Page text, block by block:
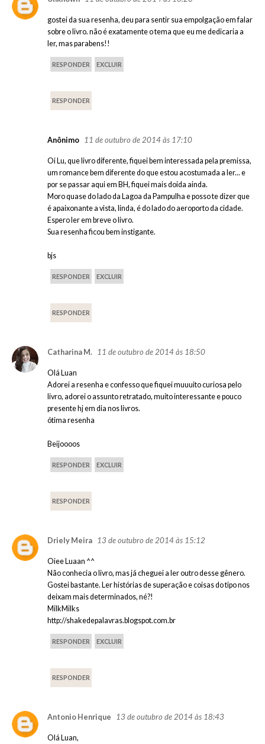
gostei da sua resenha, deu para sentir sua empolgação em falar
sobre o livro. não é exatamente o tema que eu me dedicaria a
ler, mas parabens!!
RESPONDER EXCLUIR
RESPONDER
Anônimo 11 de outubro de 2014 às 17:10
Oi Lu, que livro diferente, fiquei bem interessada pela premissa,
um romance bem diferente do que estou acostumada a ler... e
por se passar aqui em BH, fiquei mais doida ainda.
Moro quase do lado da Lagoa da Pampulha e posso te dizer que
é apaixonante a vista, linda, é do lado do aeroporto da cidade.
Espero ler em breve o livro.
Sua resenha ficou bem instigante.
bjs
RESPONDER EXCLUIR
RESPONDER
Catharina M. 11 de outubro de 2014 às 18:50
Olá Luan
Adorei a resenha e confesso que fiquei muuuito curiosa pelo
livro, adorei o assunto retratado, muito interessante e pouco
presente hj em dia nos livros.
ótima resenha
Beijoooos
RESPONDER EXCLUIR
RESPONDER
Driely Meira 13 de outubro de 2014 às 15:12
Oiee Luaan ^^
Não conhecia o livro, mas já cheguei a ler outro desse gênero.
Gostei bastante. Ler histórias de superação e coisas do tipo nos
deixam mais determinados, né?!
MilkMilks
http://shakedepalavras.blogspot.com.br
RESPONDER EXCLUIR
RESPONDER
Antonio Henrique 13 de outubro de 2014 às 18:43
Olá Luan,